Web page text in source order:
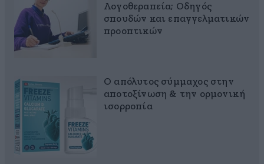
Λογοθεραπεία; Οδηγός
σπουδών και επαγγελματικών
προοπτικών
Ο απόλυτος σύμμαχος στην
αποτοξίνωση & την ορμονική
ισορροπία